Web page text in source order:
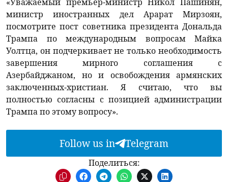
министр иностранных дел Арарат Мирзоян,
посмотрите пост советника президента Дональда
Трампа по международным вопросам Майка
Уолтца, он подчеркивает не только необходимость
завершения мирного соглашения с
Азербайджаном, но и освобождения армянских
заключенных-христиан. Я считаю, что вы
полностью согласны с позицией администрации
Трампа по этому вопросу».
Follow us in Telegram
Поделиться: